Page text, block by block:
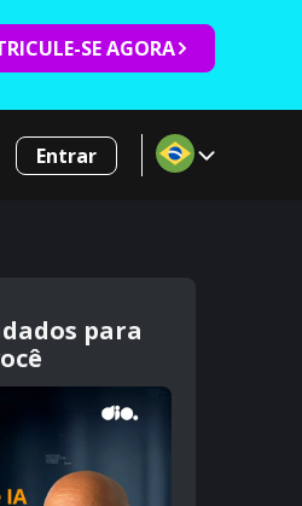
SE AGORA
Entrar
para